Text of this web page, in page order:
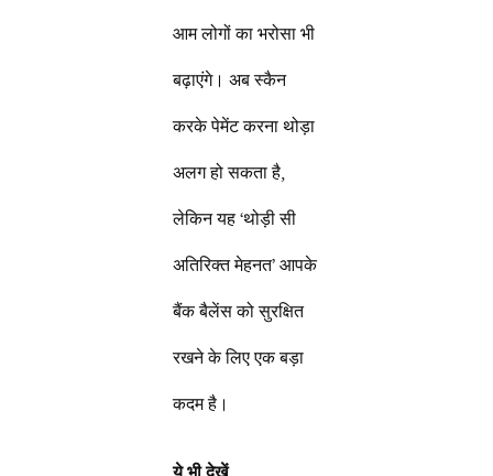
आम लोगों का भरोसा भी
बढ़ाएंगे। अब स्कैन
करके पेमेंट करना थोड़ा
अलग हो सकता है,
लेकिन यह ‘थोड़ी सी
अतिरिक्त मेहनत’ आपके
बैंक बैलेंस को सुरक्षित
रखने के लिए एक बड़ा
कदम है।